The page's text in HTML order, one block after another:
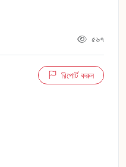
৫৬৭
রিপোর্ট করুন